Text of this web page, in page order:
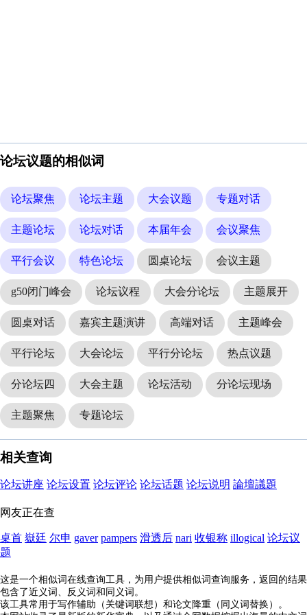
论坛议题的相似词
论坛聚焦 论坛主题 大会议题 专题对话
主题论坛 论坛对话 本届年会 会议聚焦
平行会议 特色论坛 圆桌论坛 会议主题
g50闭门峰会 论坛议程 大会分论坛 主题展开
圆桌对话 嘉宾主题演讲 高端对话 主题峰会
平行论坛 大会论坛 平行分论坛 热点议题
分论坛四 大会主题 论坛活动 分论坛现场
主题聚焦 专题论坛
相关查询
论坛讲座 论坛设置 论坛评论 论坛话题 论坛说明 論壇議題
网友正在查
桌首 嶽廷 尔申 gaver pampers 滑透后 nari 收银称 illogical 论坛议
题
这是一个相似词在线查询工具，为用户提供相似词查询服务，返回的结果
包含了近义词、反义词和同义词。
该工具常用于写作辅助（关键词联想）和论文降重（同义词替换）。